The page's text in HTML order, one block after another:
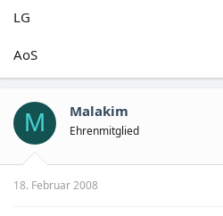
LG
AoS
M Malakim
Ehrenmitglied
18. Februar 2008